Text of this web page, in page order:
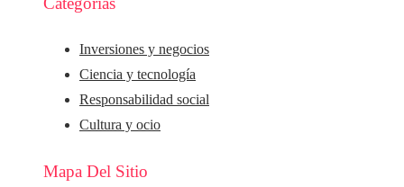
Inversiones y negocios
Ciencia y tecnología
Responsabilidad social
Cultura y ocio
Mapa Del Sitio